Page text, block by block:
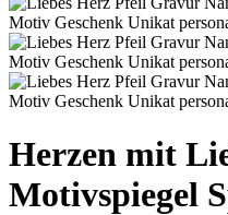
Herzen mit
Motivspiegel